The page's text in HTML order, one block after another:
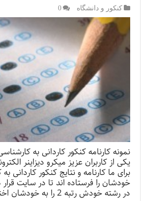
کنکور و دانشگاه 0
نمونه کارنامه کنکور کاردانی به
یکی از کاربران عزیز میکرو دیزاینر
برای ما کارنامه و نتایج کنکور کاردانی
خودشان را فرستاده اند تا در سایت
در رشته خودش رتبه 2 را به خودشان اختصاص …